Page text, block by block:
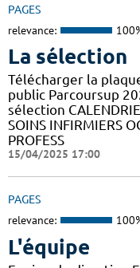
PAGES
relevance:
La sélection
Télécharger la
public Parcoursup
sélection
SOINS INFIRMIERS
PROFESS
15/04/2025 17:00
PAGES
relevance:
L'équipe